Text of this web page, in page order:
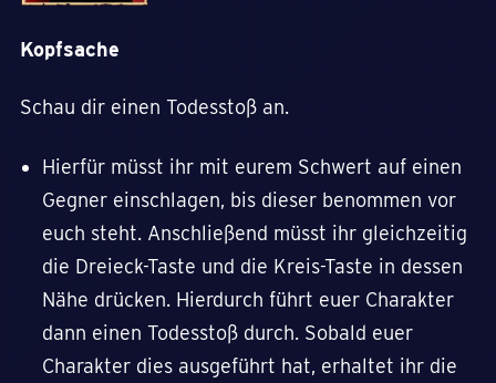
Kopfsache
Schau dir einen Todesstoß an.
Hierfür müsst ihr mit eurem Schwert auf einen
Gegner einschlagen, bis dieser benommen vor
euch steht. Anschließend müsst ihr gleichzeitig
die Dreieck-Taste und die Kreis-Taste in dessen
Nähe drücken. Hierdurch führt euer Charakter
dann einen Todesstoß durch. Sobald euer
Charakter dies ausgeführt hat, erhaltet ihr die